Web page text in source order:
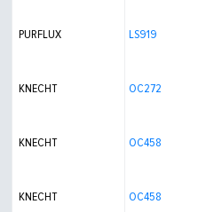
PURFLUX LS919
KNECHT OC272
KNECHT OC458
KNECHT OC458